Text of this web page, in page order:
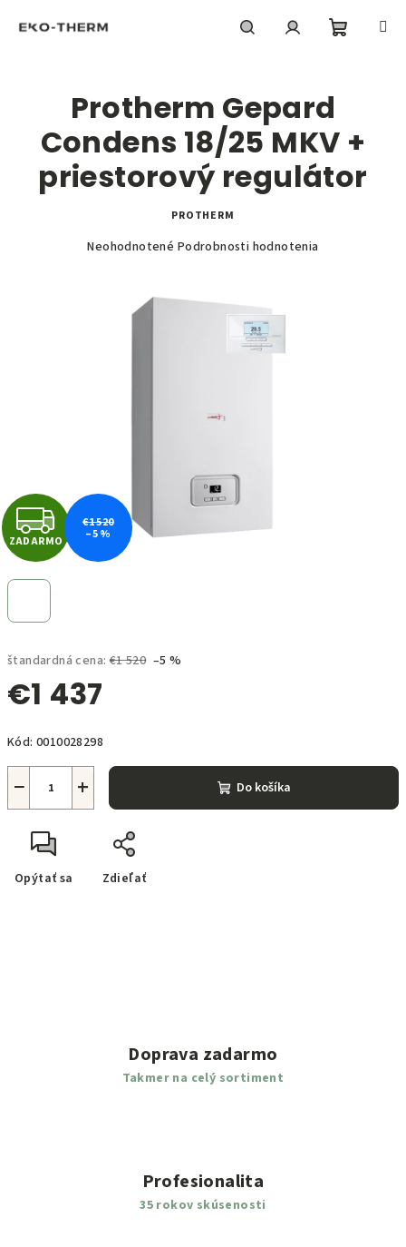
štandardná cena: €1 520 –5 %
€1 437
cena:
Kód: 0010028298
+
− Do košíka
Opýtať sa Zdieľať
Protherm Gepard
Condens 18/25 MKV +
priestorový regulátor
PROTHERM
Priemerné
Neohodnotené Podrobnosti hodnotenia
Z
A
R
M
O
ZADARMO
€1 520
–5 %
Doprava zadarmo
Takmer na celý sortiment
Profesionalita
35 rokov skúsenosti